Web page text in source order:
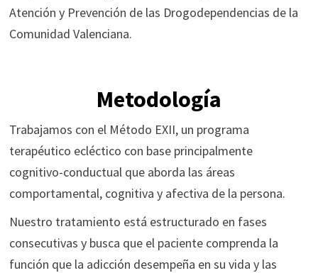
Atención y Prevención de las Drogodependencias de la
Comunidad Valenciana.
Metodología
Trabajamos con el Método EXII, un programa
terapéutico ecléctico con base principalmente
cognitivo-conductual que aborda las áreas
comportamental, cognitiva y afectiva de la persona.
Nuestro tratamiento está estructurado en fases
consecutivas y busca que el paciente comprenda la
función que la adicción desempeña en su vida y las